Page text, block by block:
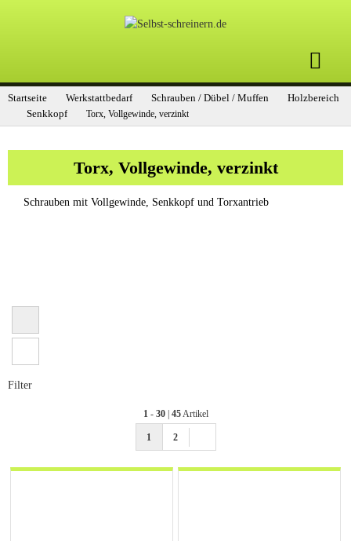
Startseite Werkstattbedarf Schrauben / Dübel / Muffen
Holzbereich
Senkkopf
Torx, Vollgewinde, verzinkt
Torx, Vollgewinde, verzinkt
Schrauben mit Vollgewinde, Senkkopf und Torxantrieb
Filter
1- 30| 45Artikel
1 2